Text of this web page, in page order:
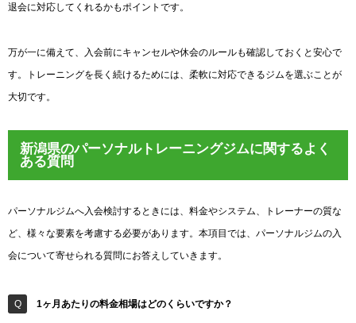
退会に対応してくれるかもポイントです。
万が一に備えて、入会前にキャンセルや休会のルールも確認しておくと安心で
す。トレーニングを長く続けるためには、柔軟に対応できるジムを選ぶことが
大切です。
新潟県のパーソナルトレーニングジムに関するよく
ある質問
パーソナルジムへ入会検討するときには、料金やシステム、トレーナーの質な
ど、様々な要素を考慮する必要があります。本項目では、パーソナルジムの入
会について寄せられる質問にお答えしていきます。
1ヶ月あたりの料金相場はどのくらいですか？